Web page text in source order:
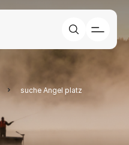
suche Angel platz